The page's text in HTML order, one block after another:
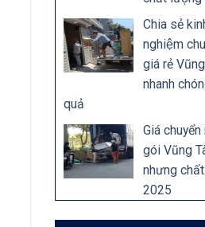
Chia sẻ
nghiệm
giá rẻ
nhanh
quả
Giá
gói Vũng
nhưng
2025